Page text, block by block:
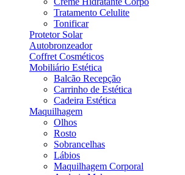
Tratamento Celulite
Tonificar
Protetor Solar
Autobronzeador
Coffret Cosméticos
Mobiliário Estética
Balcão Recepção
Carrinho de Estética
Cadeira Estética
Maquilhagem
Olhos
Rosto
Sobrancelhas
Lábios
Maquilhagem Corporal